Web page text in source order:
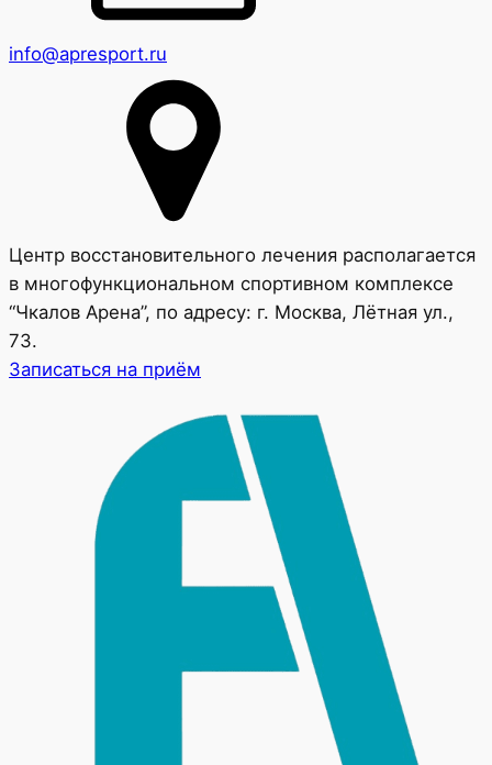
info@apresport.ru
Центр восстановительного лечения располагается
в многофункциональном спортивном комплексе
“Чкалов Арена”, по адресу: г. Москва, Лётная ул.,
73.
Записаться на приём